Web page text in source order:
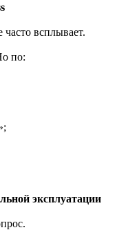
всплывает.
по:
эксплуатации